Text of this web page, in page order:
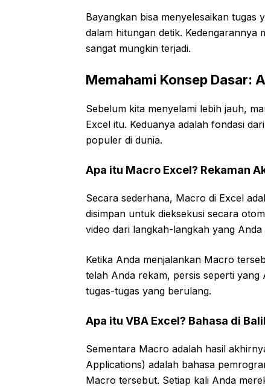
Bayangkan bisa menyelesaikan tugas
dalam hitungan detik. Kedengarannya
sangat mungkin terjadi.
Memahami Konsep Dasar:
Sebelum kita menyelami lebih jauh,
Excel itu. Keduanya adalah fondasi
populer di dunia.
Apa itu Macro Excel? Rekaman
Secara sederhana, Macro di Excel
disimpan untuk dieksekusi secara
video dari langkah-langkah yang Anda
Ketika Anda menjalankan Macro
telah Anda rekam, persis seperti
tugas-tugas yang berulang.
Apa itu VBA Excel? Bahasa di
Sementara Macro adalah hasil
Applications) adalah bahasa
Macro tersebut. Setiap kali Anda